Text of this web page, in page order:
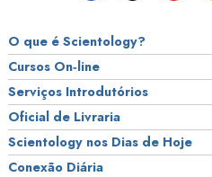
O que é Scientology?
Cursos On‑line
Serviços Introdutórios
Oficial de Livraria
Scientology nos Dias de Hoje
Conexão Diária